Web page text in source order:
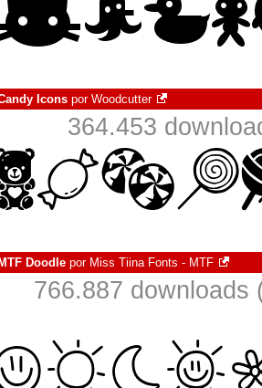
Icons por Woodcutter
364.453
MTF Doodle por Miss Tiina Fonts - MTF
766.887 downloads